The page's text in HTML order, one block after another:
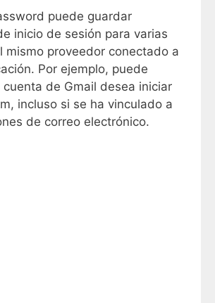
puede guardar
inicio de sesión para varias
mismo proveedor conectado a
Por ejemplo, puede
cuenta de Gmail desea iniciar
incluso si se ha vinculado a
de correo electrónico.